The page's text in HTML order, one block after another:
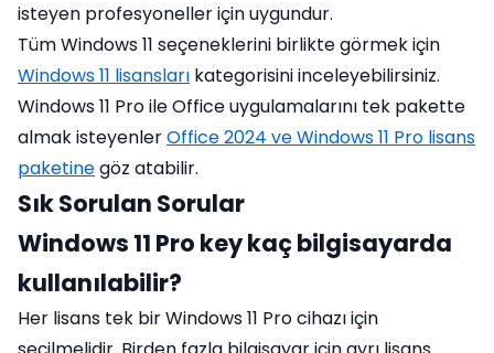
isteyen profesyoneller için uygundur.
Tüm Windows 11 seçeneklerini birlikte görmek için
Windows 11 lisansları kategorisini inceleyebilirsiniz.
Windows 11 Pro ile Office uygulamalarını tek pakette
almak isteyenlerOffice 2024 ve Windows 11 Pro lisans
paketinegöz atabilir.
Sık Sorulan Sorular
Windows 11 Pro key kaç bilgisayarda
kullanılabilir?
Her lisans tek bir Windows 11 Pro cihazı için